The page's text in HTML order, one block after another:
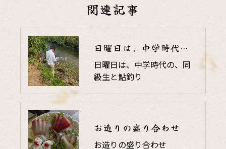
関連記事
日曜日は、中学時代の、同級生と鮎釣り
日曜日は、中学時代の、同
級生と鮎釣り
お造りの盛り合わせ
お造りの盛り合わせ